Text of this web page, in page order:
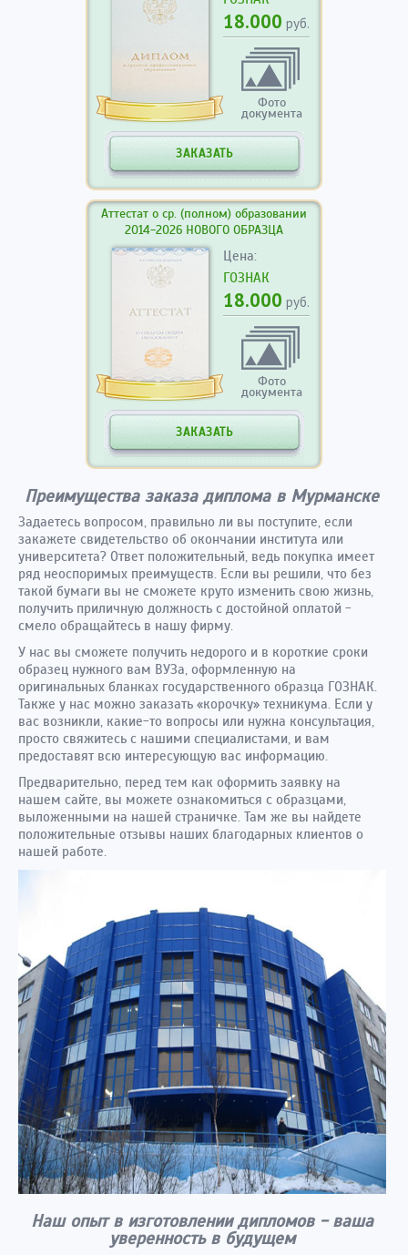
18.000 руб.
Фото
документа
ЗАКАЗАТЬ
Аттестат о ср. (полном) образовании
2014-2026 НОВОГО ОБРАЗЦА
Цена:
ГОЗНАК
18.000 руб.
Фото
документа
ЗАКАЗАТЬ
Преимущества заказа диплома в Мурманске
Задаетесь вопросом, правильно ли вы поступите, если
закажете свидетельство об окончании института или
университета? Ответ положительный, ведь покупка имеет
ряд неоспоримых преимуществ. Если вы решили, что без
такой бумаги вы не сможете круто изменить свою жизнь,
получить приличную должность с достойной оплатой -
смело обращайтесь в нашу фирму.
У нас вы сможете получить недорого и в короткие сроки
образец нужного вам ВУЗа, оформленную на
оригинальных бланках государственного образца ГОЗНАК.
Также у нас можно заказать «корочку» техникума. Если у
вас возникли, какие-то вопросы или нужна консультация,
просто свяжитесь с нашими специалистами, и вам
предоставят всю интересующую вас информацию.
Предварительно, перед тем как оформить заявку на
нашем сайте, вы можете ознакомиться с образцами,
выложенными на нашей страничке. Там же вы найдете
положительные отзывы наших благодарных клиентов о
нашей работе.
Наш опыт в изготовлении дипломов - ваша
уверенность в будущем